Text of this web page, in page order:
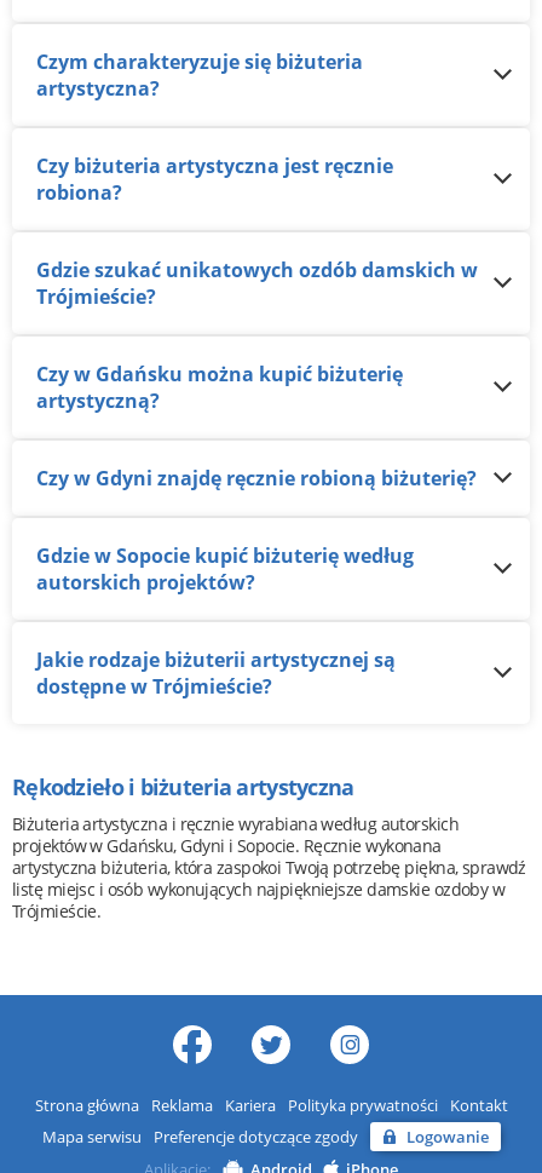
Czym charakteryzuje się biżuteria
artystyczna?
Czy biżuteria artystyczna jest ręcznie
robiona?
Gdzie szukać unikatowych ozdób damskich w
Trójmieście?
Czy w Gdańsku można kupić biżuterię
artystyczną?
Czy w Gdyni znajdę ręcznie robioną biżuterię?
Gdzie w Sopocie kupić biżuterię według
autorskich projektów?
Jakie rodzaje biżuterii artystycznej są
dostępne w Trójmieście?
Rękodzieło i biżuteria artystyczna
Biżuteria artystyczna i ręcznie wyrabiana według autorskich
projektów w Gdańsku, Gdyni i Sopocie. Ręcznie wykonana
artystyczna biżuteria, która zaspokoi Twoją potrzebę piękna, sprawdź
listę miejsc i osób wykonujących najpiękniejsze damskie ozdoby w
Trójmieście.
Strona główna Reklama Kariera Polityka prywatności
Kontakt
Mapa serwisu
Preferencje dotyczące zgody
Logowanie